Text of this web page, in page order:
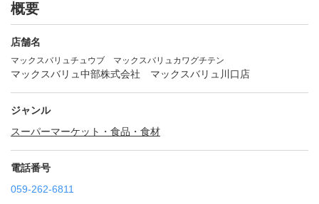
概要
店舗名
マックスバリュチュウブ マックスバリュカワグチテン
マックスバリュ中部株式会社 マックスバリュ川口店
ジャンル
スーパーマーケット・食品・食材
電話番号
059-262-6811